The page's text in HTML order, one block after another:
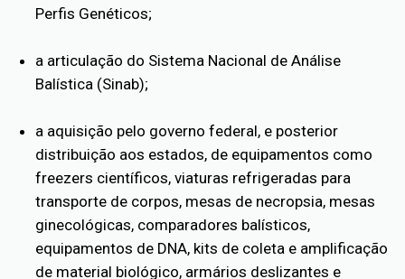
Perfis Genéticos;
a articulação do Sistema Nacional de Análise
Balística (Sinab);
a aquisição pelo governo federal, e posterior
distribuição aos estados, de equipamentos como
freezers científicos, viaturas refrigeradas para
transporte de corpos, mesas de necropsia, mesas
ginecológicas, comparadores balísticos,
equipamentos de DNA, kits de coleta e amplificação
de material biológico, armários deslizantes e